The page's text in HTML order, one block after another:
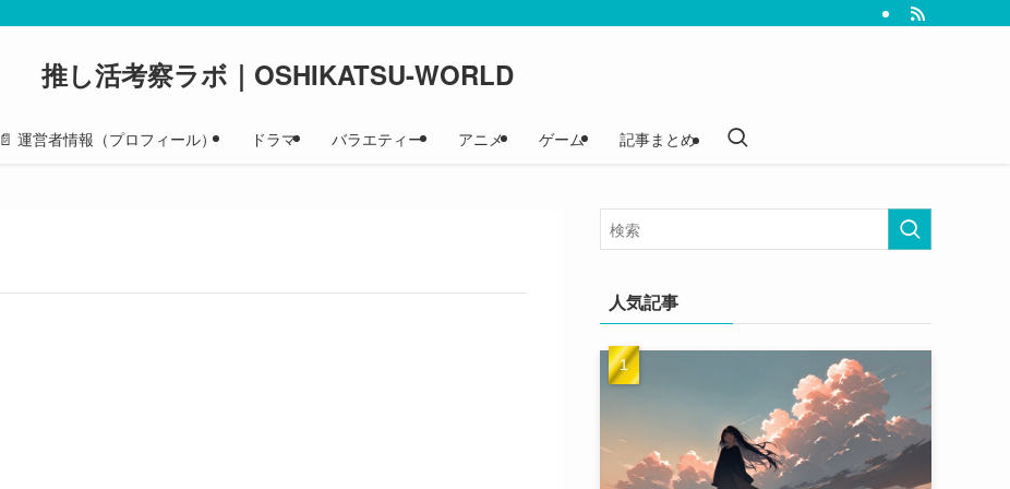
推し活考察ラボ｜OSHIKATSU-WORLD
📄 運営者情報（プロフィール） ドラマ バラエティー アニメ ゲーム 記事まとめ
人気記事